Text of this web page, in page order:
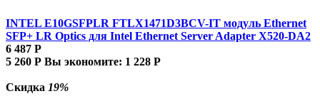
INTEL E10GSFPLR FTLX1471D3BCV-IT модуль Ethernet
SFP+ LR Optics для Intel Ethernet Server Adapter X520-DA2
6 487 Р
5 260 Р Вы экономите: 1 228 Р
Скидка 19%